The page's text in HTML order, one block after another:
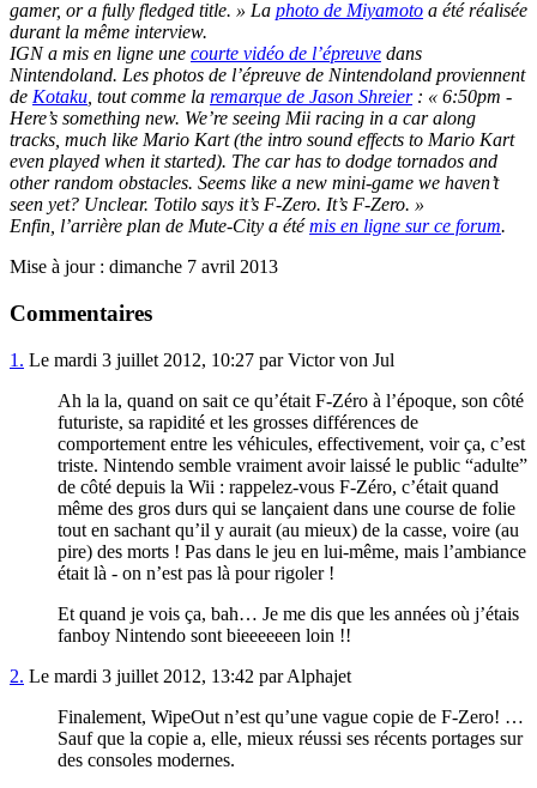
gamer, or a fully fledged title. » La photo de Miyamoto a été réalisée
durant la même interview.
IGN a mis en ligne une courte vidéo de l’épreuve dans
Nintendoland. Les photos de l’épreuve de Nintendoland proviennent
de Kotaku , tout comme la remarque de Jason Shreier: « 6:50pm -
Here’s something new. We’re seeing Mii racing in a car along
tracks, much like Mario Kart (the intro sound effects to Mario Kart
even played when it started). The car has to dodge tornados and
other random obstacles. Seems like a new mini-game we haven’t
seen yet? Unclear. Totilo says it’s F-Zero. It’s F-Zero. »
Enfin, l’arrière plan de Mute-City a étémis en ligne sur ce forum.
Mise à jour : dimanche 7 avril 2013
Commentaires
1. Le mardi 3 juillet 2012, 10:27 par Victor von Jul
Ah la la, quand on sait ce qu’était F-Zéro à l’époque, son côté
futuriste, sa rapidité et les grosses différences de
comportement entre les véhicules, effectivement, voir ça, c’est
triste. Nintendo semble vraiment avoir laissé le public “adulte”
de côté depuis la Wii : rappelez-vous F-Zéro, c’était quand
même des gros durs qui se lançaient dans une course de folie
tout en sachant qu’il y aurait (au mieux) de la casse, voire (au
pire) des morts ! Pas dans le jeu en lui-même, mais l’ambiance
était là - on n’est pas là pour rigoler !
Et quand je vois ça, bah… Je me dis que les années où j’étais
fanboy Nintendo sont bieeeeeen loin !!
2. Le mardi 3 juillet 2012, 13:42 par Alphajet
Finalement, WipeOut n’est qu’une vague copie de F-Zero! …
Sauf que la copie a, elle, mieux réussi ses récents portages sur
des consoles modernes.